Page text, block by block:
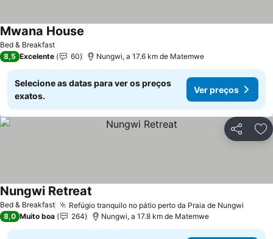
Bed & Breakfast
Mwana House
8,5 Excelente 60 Nungwi, a 17.6 km de Matemwe
Selecione as datas para ver os preços
exatos.
Ver preços
Partilhar
Bed & Breakfast Refúgio tranquilo no pátio perto da Praia de Nungwi
Nungwi Retreat
8,0 Muito boa 264 Nungwi, a 17.8 km de Matemwe